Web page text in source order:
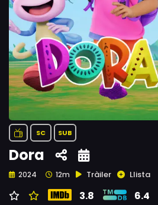
SC SUB
Dora
2024 12m Tràiler Llista
3.8 6.4